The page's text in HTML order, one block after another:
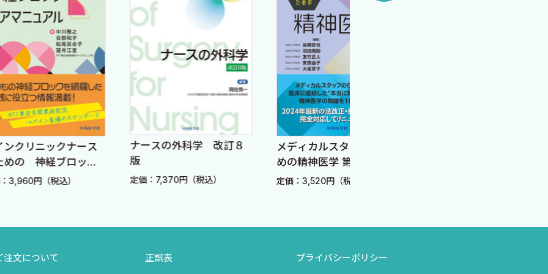
クナース
ブロック
込）
ナースの外科学 改訂８
版
定価：7,370円（税込）
メディカルスタッフのた
めの精神医学 第2版
定価：3,520円（税込）
注文について 正誤表 プライバシーポリシー